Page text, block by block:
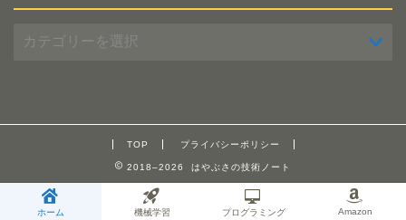
テ
TOP プライバシーポリシー
2018–2026 はやぶさの技術ノート
ホーム 機械学習 プログラミング Amazon